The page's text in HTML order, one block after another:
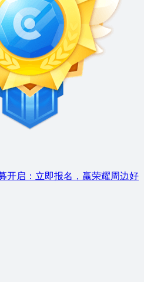
开启：立即报名，赢荣耀周边好